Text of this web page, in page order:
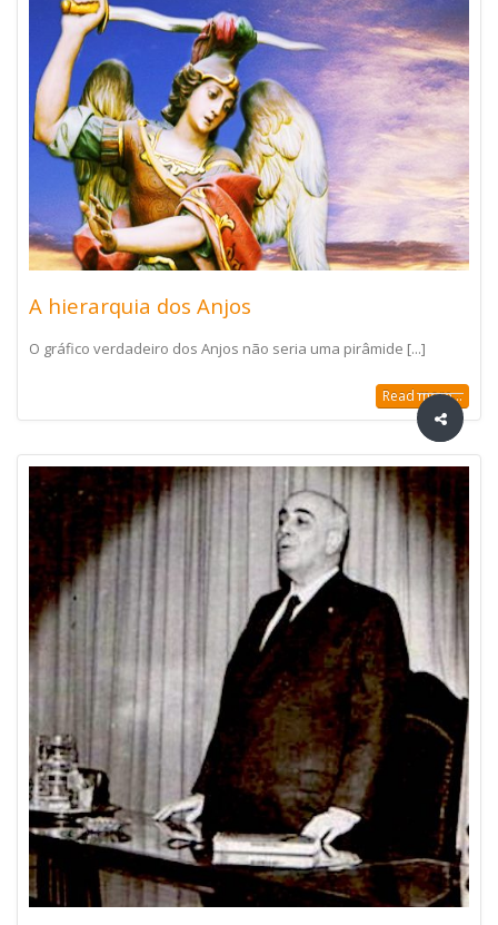
A hierarquia dos Anjos
O gráfico verdadeiro dos Anjos não seria uma pirâmide [...]
Read more...